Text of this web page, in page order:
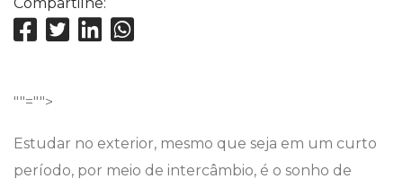
Compartilhe:
""="">
Estudar no exterior, mesmo que seja em um curto
período, por meio de intercâmbio, é o sonho de